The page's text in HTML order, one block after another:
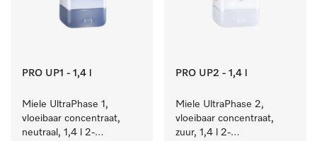
PRO UP1 - 1,4 l
Miele UltraPhase 1,
vloeibaar concentraat,
neutraal, 1,4 l 2-
PRO UP2 - 1,4 l
Miele UltraPhase 2,
vloeibaar concentraat,
zuur, 1,4 l 2-